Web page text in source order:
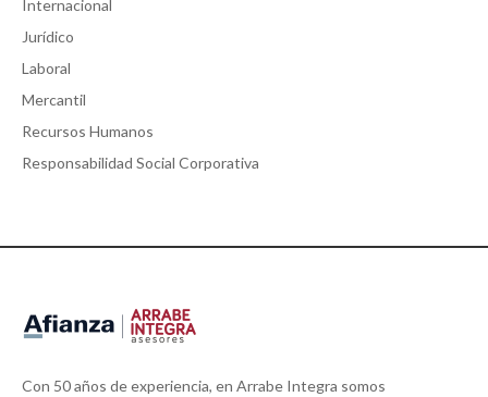
Internacional
Jurídico
Laboral
Mercantil
Recursos Humanos
Responsabilidad Social Corporativa
Con 50 años de experiencia, en Arrabe Integra somos